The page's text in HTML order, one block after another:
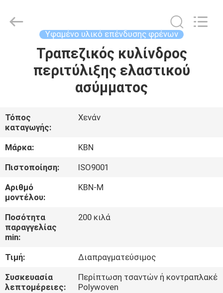
ΠΕΡΊΠΟΥ
ΕΜΕΊΣ
ΓΎΡΟΣ
ΕΡΓΟΣΤΑΣΊΩΝ
ΠΟΙΟΤΙΚΌΣ
ΈΛΕΓΧΟΣ
ΜΑΣ
ΕΛΆΤΕ
Υφαμένο υλικό επένδυσης φρένων
Τραπεζικός κυλίνδρος
περιτύλιξης ελαστικού
ασύμματος
Τόπος
καταγωγής:
Χενάν
Μάρκα:
KBN
Πιστοποίηση:
ISO9001
Αριθμό
μοντέλου:
KBN-M
Ποσότητα
παραγγελίας
min:
200 κιλά
Τιμή:
Διαπραγματεύσιμος
Συσκευασία
λεπτομέρειες:
Περίπτωση τσαντών ή κοντραπλακέ
Polywoven